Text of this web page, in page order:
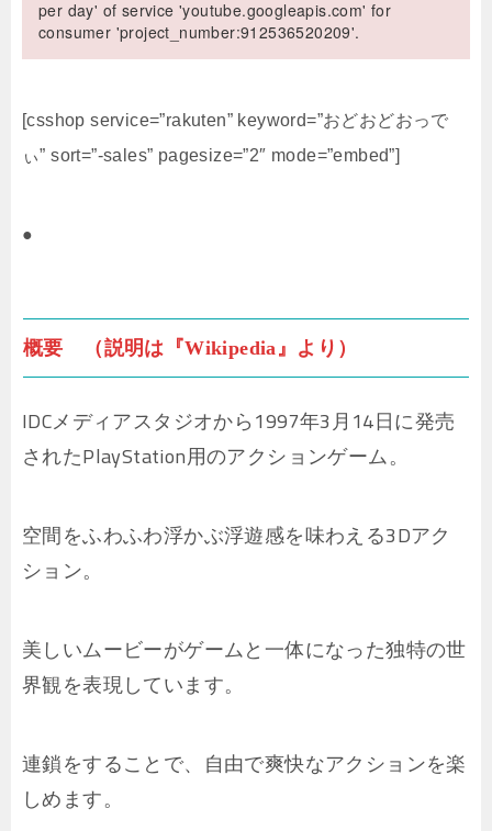
per day' of service 'youtube.googleapis.com' for
consumer 'project_number:912536520209'.
[csshop service=”rakuten” keyword=”おどおどおっで
ぃ” sort=”-sales” pagesize=”2″ mode=”embed”]
●
概要 （説明は『Wikipedia』より）
IDCメディアスタジオから1997年3月14日に発売
されたPlayStation用のアクションゲーム。
空間をふわふわ浮かぶ浮遊感を味わえる3Dアク
ション。
美しいムービーがゲームと一体になった独特の世
界観を表現しています。
連鎖をすることで、自由で爽快なアクションを楽
しめます。